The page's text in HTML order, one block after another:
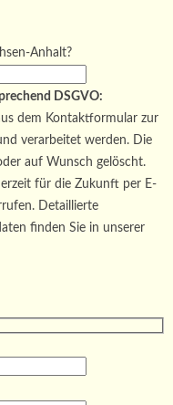
Anhalt?
DSGVO:
dem Kontaktformular zur
verarbeitet werden. Die
auf Wunsch gelöscht.
für die Zukunft per E-
Detaillierte
finden Sie in unserer